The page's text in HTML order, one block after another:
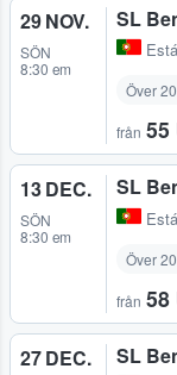
29 NOV.
SÖN
8:30 em
SL
Över
från 55
13 DEC.
SÖN
8:30 em
SL
Över
från 58
27 DEC. SL